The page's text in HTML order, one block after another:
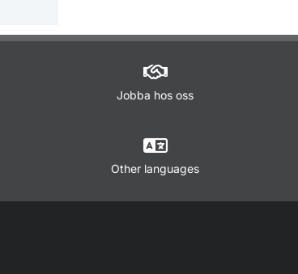
Jobba hos oss
Other languages